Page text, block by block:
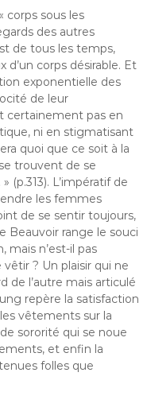
corps sous les
des autres
de tous les temps,
d’un corps désirable. Et
exponentielle des
de leur
certainement pas en
ni en stigmatisant
quoi que ce soit à la
trouvent de se
(p.313). L’impératif de
les femmes
de se sentir toujours,
Beauvoir range le souci
mais n’est-il pas
? Un plaisir qui ne
de l’autre mais articulé
repère la satisfaction
vêtements sur la
sororité qui se noue
et enfin la
folles que